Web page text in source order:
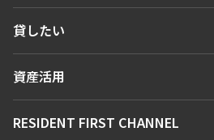
人気エリアから探す
貸したい
お問い合わせ
資産活用
お問い合わせ
RESIDENT FIRST CHANNEL